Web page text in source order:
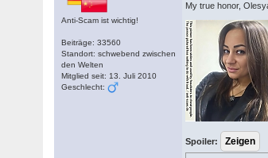
Anti-Scam ist wichtig!
Beiträge: 33560
Standort: schwebend zwischen
den Welten
Mitglied seit: 13. Juli 2010
Geschlecht:
My true honor,
Spoiler: